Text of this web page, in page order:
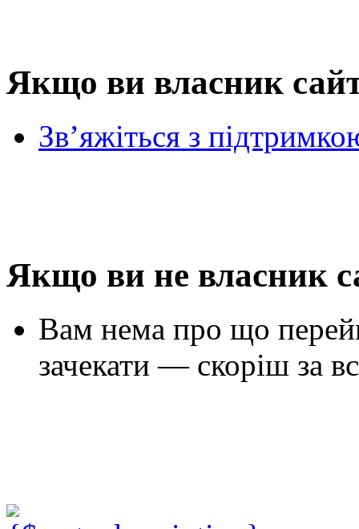
Якщо ви власник
Зв’яжіться з
Якщо ви не власник
Вам нема про що
зачекати — скоріш за